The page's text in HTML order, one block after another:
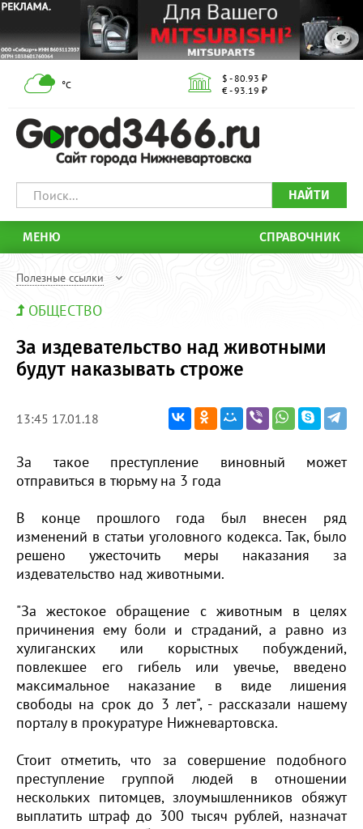
°С
$ - 80.93 ₽
€ - 93.19 ₽
НАЙТИ
МЕНЮ СПРАВОЧНИК
Полезные ссылки
ОБЩЕСТВО
За издевательство над животными
будут наказывать строже
13:45 17.01.18
За такое преступление виновный может
отправиться в тюрьму на 3 года
В конце прошлого года был внесен ряд
изменений в статьи уголовного кодекса. Так, было
решено ужесточить меры наказания за
издевательство над животными.
"За жестокое обращение с животным в целях
причинения ему боли и страданий, а равно из
хулиганских или корыстных побуждений,
повлекшее его гибель или увечье, введено
максимальное наказание в виде лишения
свободы на срок до 3 лет", - рассказали нашему
порталу в прокуратуре Нижневартовска.
Стоит отметить, что за совершение подобного
преступление группой людей в отношении
нескольких питомцев, злоумышленников обяжут
выплатить штраф до 300 тысяч рублей, назначат